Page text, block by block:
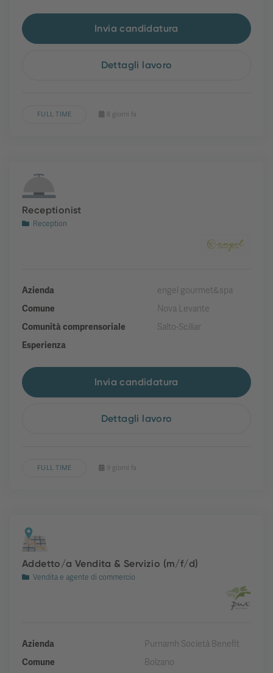
Invia candidatura
Dettagli lavoro
FULL TIME 8 giorni fa
Receptionist
Reception
Azienda
engel gourmet&spa
Comune
Nova Levante
Comunità comprensoriale
Salto-Sciliar
Esperienza
Invia candidatura
Dettagli lavoro
FULL TIME 9 giorni fa
Addetto/a Vendita & Servizio (m/f/d)
Vendita e agente di commercio
Azienda
Purnamh Società Benefit
Comune
Bolzano